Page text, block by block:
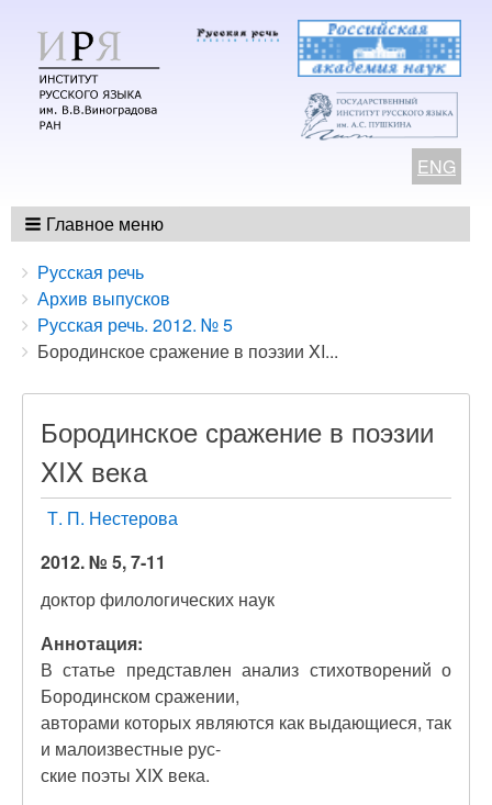
ENG
Главное меню
Breadcrumbs
You
are
here:
Русская речь
Архив выпусков
Русская речь. 2012. № 5
Бородинское сражение в поэзии XI...
Бородинское сражение в поэзии
XIX века
Т. П. Нестерова
2012. № 5, 7-11
доктор филологических наук
Аннотация:
В статье представлен анализ стихотворений о
Бородинском сражении,
авторами которых являются как выдающиеся, так
и малоизвестные рус-
ские поэты XIX века.